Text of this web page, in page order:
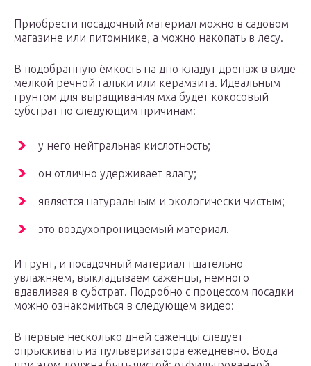
Приобрести посадочный материал можно в садовом
магазине или питомнике, а можно накопать в лесу.
В подобранную ёмкость на дно кладут дренаж в виде
мелкой речной гальки или керамзита. Идеальным
грунтом для выращивания мха будет кокосовый
субстрат по следующим причинам:
у него нейтральная кислотность;
он отлично удерживает влагу;
является натуральным и экологически чистым;
это воздухопроницаемый материал.
И грунт, и посадочный материал тщательно
увлажняем, выкладываем саженцы, немного
вдавливая в субстрат. Подробно с процессом посадки
можно ознакомиться в следующем видео:
В первые несколько дней саженцы следует
опрыскивать из пульверизатора ежедневно. Вода